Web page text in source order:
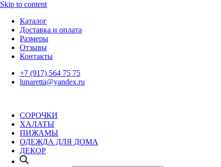
Skip to content
Каталог
Доставка и оплата
Размеры
Отзывы
Контакты
+7 (917) 564 75 75
lunaretta@yandex.ru
СОРОЧКИ
ХАЛАТЫ
ПИЖАМЫ
ОДЕЖДА ДЛЯ ДОМА
ДЕКОР